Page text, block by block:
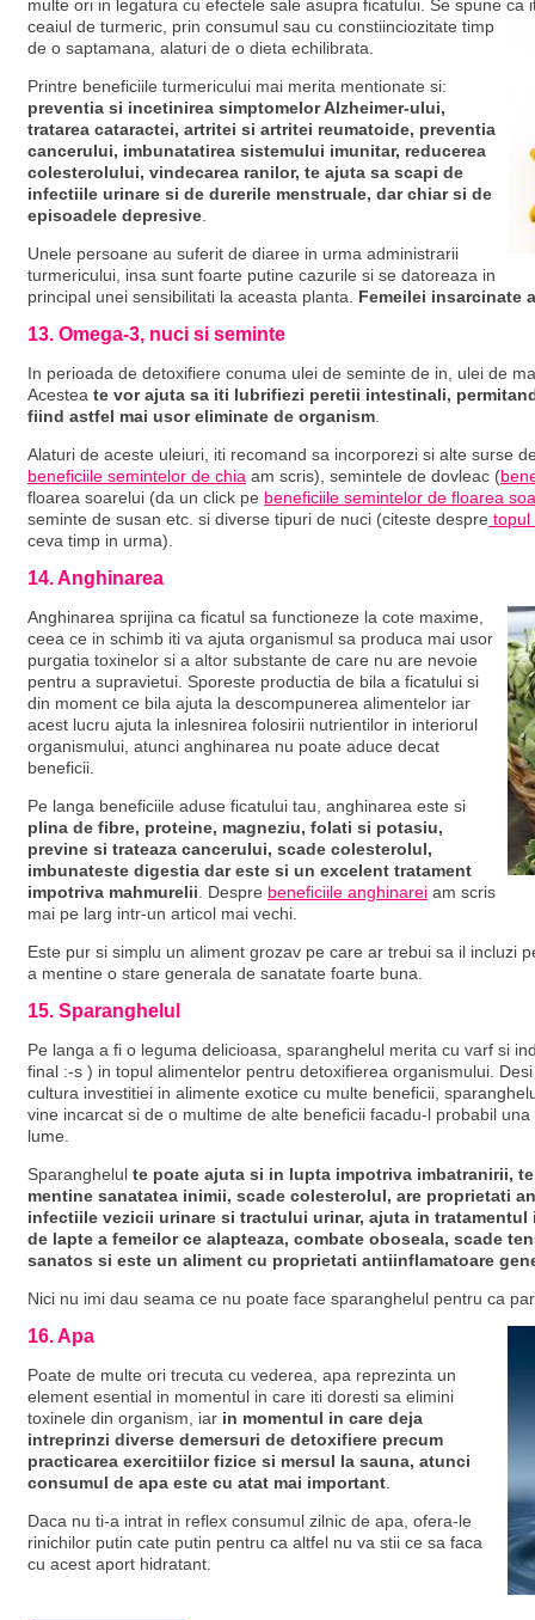
multe ori in legatura cu efectele sale asupra ficatului. Se spune
ceaiul de turmeric, prin consumul sau cu constiinciozitate timp
de o saptamana, alaturi de o dieta echilibrata.
Printre beneficiile turmericului mai merita mentionate si:
preventia si incetinirea simptomelor Alzheimer-ului,
tratarea cataractei, artritei si artritei reumatoide, preventia
cancerului, imbunatatirea sistemului imunitar, reducerea
colesterolului, vindecarea ranilor, te ajuta sa scapi de
infectiile urinare si de durerile menstruale, dar chiar si de
episoadele depresive
Unele persoane au suferit de diaree in urma administrarii
turmericului, insa sunt foarte putine cazurile si se datoreaza in
principal unei sensibilitati la aceasta planta. Femeilei insarcinate
13. Omega-3, nuci si seminte
In perioada de detoxifiere conuma ulei de seminte de in, ulei de
Acestea te vor ajuta sa iti lubrifiezi peretii intestinali,
fiind astfel mai usor eliminate de organism
Alaturi de aceste uleiuri, iti recomand sa incorporezi si alte surse
beneficiile semintelor de chia am scris), semintele de dovleac (
floarea soarelui (da un click pe beneficiile semintelor de floarea
seminte de susan etc. si diverse tipuri de nuci (citeste despre topul
ceva timp in urma).
14. Anghinarea
Anghinarea sprijina ca ficatul sa functioneze la cote maxime,
ceea ce in schimb iti va ajuta organismul sa produca mai usor
purgatia toxinelor si a altor substante de care nu are nevoie
pentru a supravietui. Sporeste productia de bila a ficatului si
din moment ce bila ajuta la descompunerea alimentelor iar
acest lucru ajuta la inlesnirea folosirii nutrientilor in interiorul
organismului, atunci anghinarea nu poate aduce decat
beneficii.
Pe langa beneficiile aduse ficatului tau, anghinarea este si
plina de fibre, proteine, magneziu, folati si potasiu,
previne si trateaza cancerului, scade colesterolul,
imbunateste digestia dar este si un excelent tratament
impotriva mahmurelii . Despre beneficiile anghinarei am scris
mai pe larg intr-un articol mai vechi.
Este pur si simplu un aliment grozav pe care ar trebui sa il incluzi
a mentine o stare generala de sanatate foarte buna.
15. Sparanghelul
Pe langa a fi o leguma delicioasa, sparanghelul merita cu varf si
final :-s ) in topul alimentelor pentru detoxifierea organismului.
cultura investitiei in alimente exotice cu multe beneficii,
vine incarcat si de o multime de alte beneficii facadu-l probabil
lume.
Sparanghelul te poate ajuta si in lupta impotriva imbatranirii,
mentine sanatatea inimii, scade colesterolul, are proprietati
infectiile vezicii urinare si tractului urinar, ajuta in
de lapte a femeilor ce alapteaza, combate oboseala, scade
sanatos si este un aliment cu proprietati antiinflamatoare
Nici nu imi dau seama ce nu poate face sparanghelul pentru ca
16. Apa
Poate de multe ori trecuta cu vederea, apa reprezinta un
element esential in momentul in care iti doresti sa elimini
toxinele din organism, iar in momentul in care deja
intreprinzi diverse demersuri de detoxifiere precum
practicarea exercitiilor fizice si mersul la sauna, atunci
consumul de apa este cu atat mai important
Daca nu ti-a intrat in reflex consumul zilnic de apa, ofera-le
rinichilor putin cate putin pentru ca altfel nu va stii ce sa faca
cu acest aport hidratant.